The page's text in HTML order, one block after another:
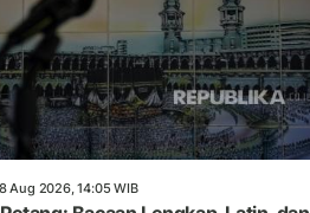
Aug 2026, 14:05 WIB